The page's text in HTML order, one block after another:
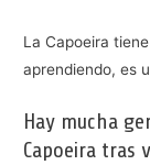
La Capoeira
aprendiendo, es
Hay mucha
Capoeira tras